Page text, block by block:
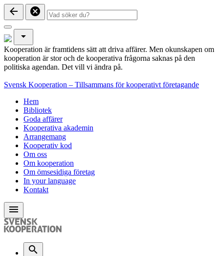
arrow_back cancel
arrow_drop_down
Kooperation är framtidens sätt att driva affärer. Men okunskapen om
kooperation är stor och de kooperativa frågorna saknas på den
politiska agendan. Det vill vi ändra på.
Svensk Kooperation – Tillsammans för kooperativt företagande
Hem
Bibliotek
Goda affärer
Kooperativa akademin
Arrangemang
Kooperativ kod
Om oss
Om kooperation
Om ömsesidiga företag
In your language
Kontakt
menu
search